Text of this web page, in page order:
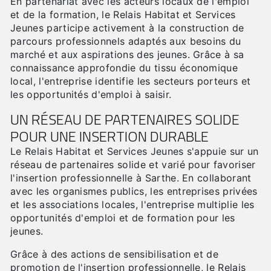
et de la formation, le Relais Habitat et Services
Jeunes participe activement à la construction de
parcours professionnels adaptés aux besoins du
marché et aux aspirations des jeunes. Grâce à sa
connaissance approfondie du tissu économique
local, l'entreprise identifie les secteurs porteurs et
les opportunités d'emploi à saisir.
UN RÉSEAU DE PARTENAIRES SOLIDE
POUR UNE INSERTION DURABLE
Le Relais Habitat et Services Jeunes s'appuie sur un
réseau de partenaires solide et varié pour favoriser
l'insertion professionnelle à Sarthe. En collaborant
avec les organismes publics, les entreprises privées
et les associations locales, l'entreprise multiplie les
opportunités d'emploi et de formation pour les
jeunes.
Grâce à des actions de sensibilisation et de
promotion de l'insertion professionnelle, le Relais